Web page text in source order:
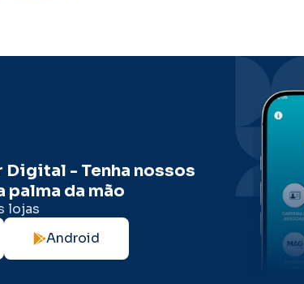
Digital - Tenha nossos
palma da mão
lojas
Android